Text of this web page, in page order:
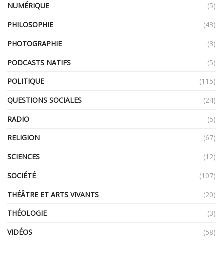
NUMÉRIQUE
(5)
PHILOSOPHIE
(43)
PHOTOGRAPHIE
(3)
PODCASTS NATIFS
(5)
POLITIQUE
(115)
QUESTIONS SOCIALES
(24)
RADIO
(5)
RELIGION
(67)
SCIENCES
(12)
SOCIÉTÉ
(107)
THÉÂTRE ET ARTS VIVANTS
(20)
THÉOLOGIE
(3)
VIDÉOS
(58)